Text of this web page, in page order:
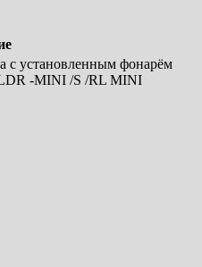
с установленным фонарём
-MINI /S /RL MINI